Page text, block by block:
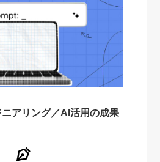
アリング／AI活用の成果